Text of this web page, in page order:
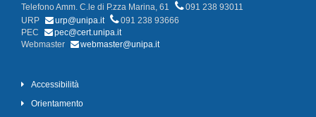
Telefono Amm. C.le di P.zza Marina, 61
091 238 93011
URP
urp@unipa.it
091 238 93666
PEC
pec@cert.unipa.it
Webmaster
webmaster@unipa.it
Accessibilità
Orientamento